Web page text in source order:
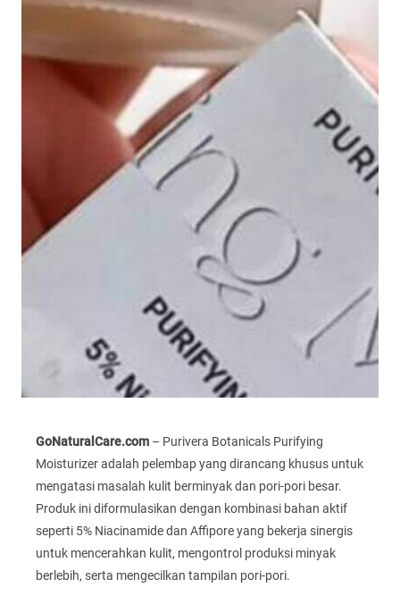
GoNaturalCare.com – Purivera Botanicals Purifying
Moisturizer adalah pelembap yang dirancang khusus untuk
mengatasi masalah kulit berminyak dan pori-pori besar.
Produk ini diformulasikan dengan kombinasi bahan aktif
seperti 5% Niacinamide dan Affipore yang bekerja sinergis
untuk mencerahkan kulit, mengontrol produksi minyak
berlebih, serta mengecilkan tampilan pori-pori.